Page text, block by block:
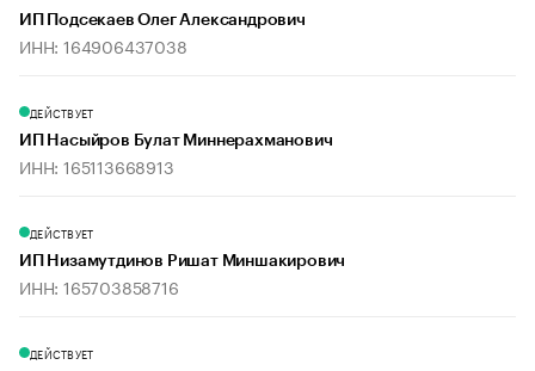
ИП Подсекаев Олег Александрович
ИНН: 164906437038
ДЕЙСТВУЕТ
ИП Насыйров Булат Миннерахманович
ИНН: 165113668913
ДЕЙСТВУЕТ
ИП Низамутдинов Ришат Миншакирович
ИНН: 165703858716
ДЕЙСТВУЕТ